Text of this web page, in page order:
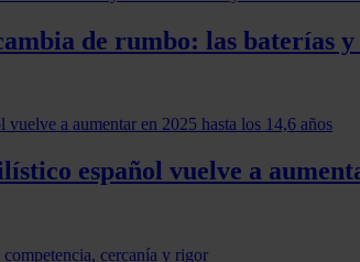
de rumbo: las baterías
español vuelve a